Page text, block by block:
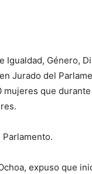
Igualdad, Género,
Jurado del
que
expuso que